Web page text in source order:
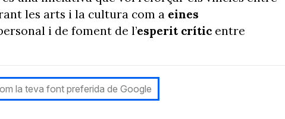
les arts i la cultura com a eines
i de foment de l’esperitcrític entre
la teva font preferida de Google